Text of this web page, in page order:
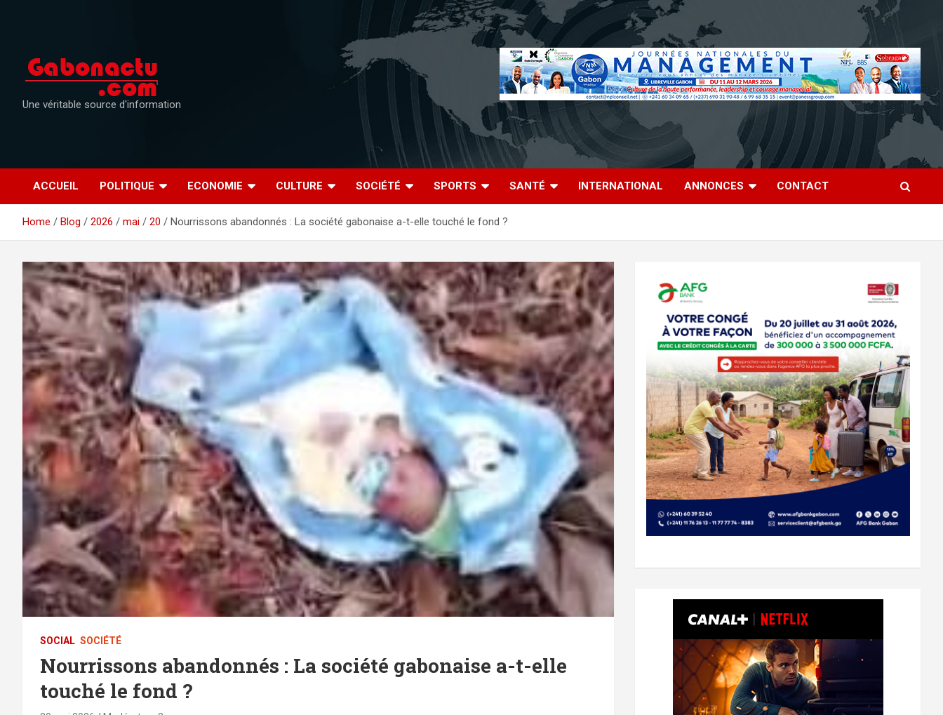
Une véritable source d'information
ACCUEIL POLITIQUE ECONOMIE CULTURE SOCIÉTÉ SPORTS SANTÉ INTERNATIONAL ANNONCES CONTACT
Home Blog 2026 mai 20 Nourrissons abandonnés : La société gabonaise a-t-elle touché le fond ?
SOCIAL SOCIÉTÉ
Nourrissons abandonnés : La société gabonaise a-t-elle
touché le fond ?